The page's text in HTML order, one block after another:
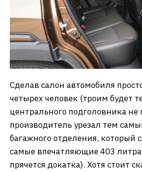
Сделав салон автомобиля
четырех человек (троим будет
центрального подголовника не
производитель урезал тем
багажного отделения, который
самые впечатляющие 403
прячется докатка). Хотя стоит